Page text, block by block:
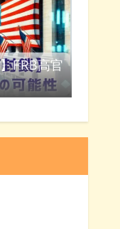
FRB高官